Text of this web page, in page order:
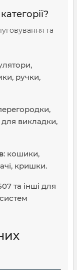
та
ручки,
для викладки,
: кошики,
кришки.
та інші для